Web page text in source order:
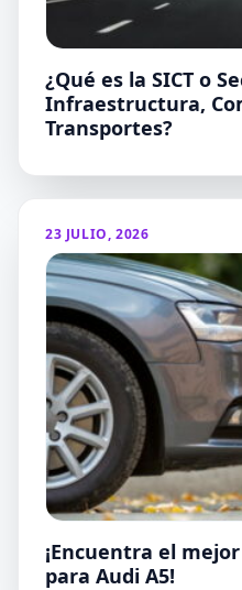
¿Qué es la SICT o
Infraestructura,
Transportes?
23 JULIO, 2026
¡Encuentra el
para Audi A5!